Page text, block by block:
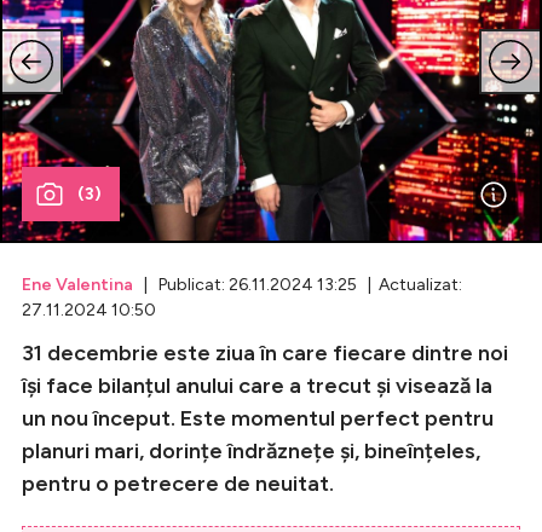
Lifestyle
Celebrități
Breaking News
Intră în cont
(3)
Ene Valentina | Publicat: 26.11.2024 13:25 | Actualizat:
27.11.2024 10:50
31 decembrie este ziua în care fiecare dintre noi
își face bilanțul anului care a trecut și visează la
un nou început. Este momentul perfect pentru
planuri mari, dorințe îndrăznețe și, bineînțeles,
pentru o petrecere de neuitat.